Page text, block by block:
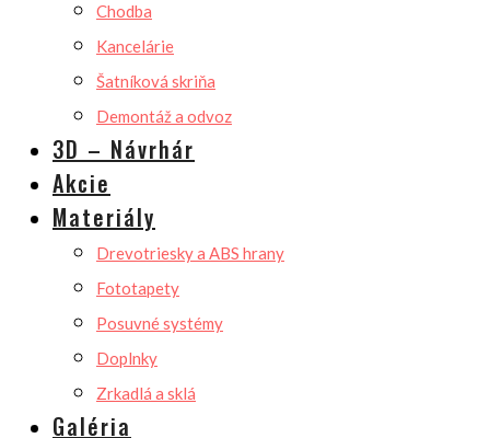
Chodba
Kancelárie
Šatníková skriňa
Demontáž a odvoz
3D – Návrhár
Akcie
Materiály
Drevotriesky a ABS hrany
Fototapety
Posuvné systémy
Doplnky
Zrkadlá a sklá
Galéria